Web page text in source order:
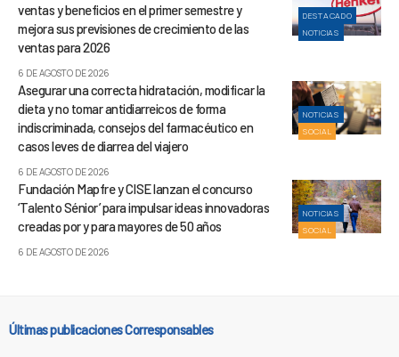
DESTACADO
NOTICIAS
ventas y beneficios en el primer semestre y
mejora sus previsiones de crecimiento de las
ventas para 2026
6 DE AGOSTO DE 2026
NOTICIAS
SOCIAL
Asegurar una correcta hidratación, modificar la
dieta y no tomar antidiarreicos de forma
indiscriminada, consejos del farmacéutico en
casos leves de diarrea del viajero
6 DE AGOSTO DE 2026
NOTICIAS
SOCIAL
Fundación Mapfre y CISE lanzan el concurso
‘Talento Sénior’ para impulsar ideas innovadoras
creadas por y para mayores de 50 años
6 DE AGOSTO DE 2026
Últimas publicaciones Corresponsables